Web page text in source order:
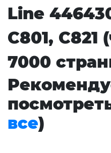
Line
C801,
7000
все)